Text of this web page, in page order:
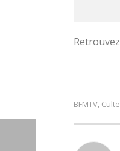
Retrouvez
BFMTV, Culte